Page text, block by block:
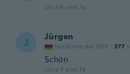
circa 4 anni fa
J Jürgen
Iscrizione dal 2017 · 377
Schön
circa 4 anni fa